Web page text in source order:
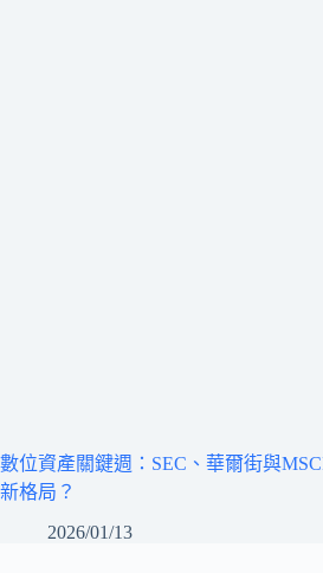
數位資產關鍵週：SEC、華爾街與
新格局？
2026/01/13